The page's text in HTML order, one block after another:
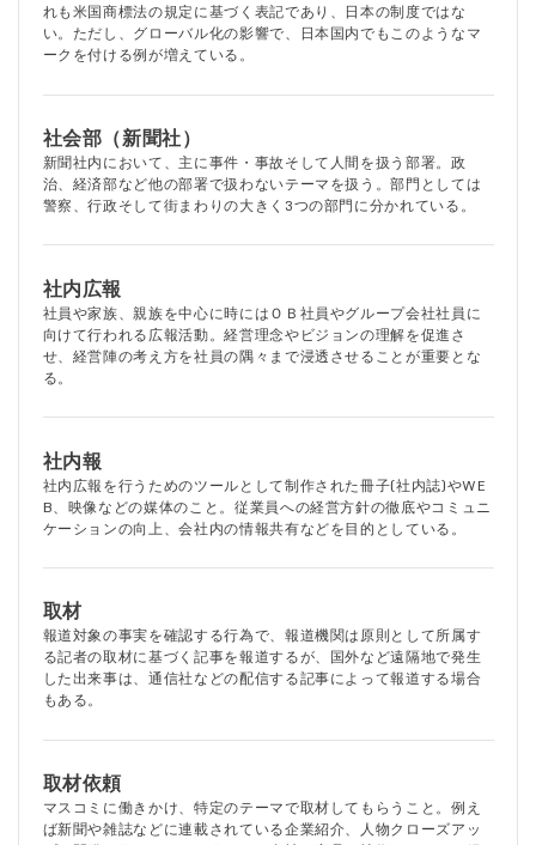
れも米国商標法の規定に基づく表記であり、日本の制度ではな
い。ただし、グローバル化の影響で、日本国内でもこのようなマ
ークを付ける例が増えている。
社会部（新聞社）
新聞社内において、主に事件・事故そして人間を扱う部署。政
治、経済部など他の部署で扱わないテーマを扱う。部門としては
警察、行政そして街まわりの大きく3つの部門に分かれている。
社内広報
社員や家族、親族を中心に時にはＯＢ社員やグループ会社社員に
向けて行われる広報活動。経営理念やビジョンの理解を促進さ
せ、経営陣の考え方を社員の隅々まで浸透させることが重要とな
る。
社内報
社内広報を行うためのツールとして制作された冊子(社内誌)やWE
B、映像などの媒体のこと。従業員への経営方針の徹底やコミュニ
ケーションの向上、会社内の情報共有などを目的としている。
取材
報道対象の事実を確認する行為で、報道機関は原則として所属す
る記者の取材に基づく記事を報道するが、国外など遠隔地で発生
した出来事は、通信社などの配信する記事によって報道する場合
もある。
取材依頼
マスコミに働きかけ、特定のテーマで取材してもらうこと。例え
ば新聞や雑誌などに連載されている企業紹介、人物クローズアッ